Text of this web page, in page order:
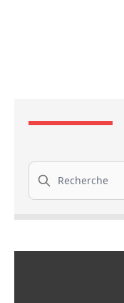
Recherche